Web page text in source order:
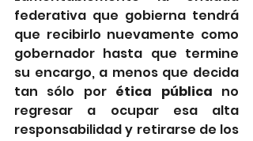
federativa que gobierna tendrá
que recibirlo nuevamente como
gobernador hasta que termine
su encargo, a menos que decida
tan sólo por ética pública no
regresar a ocupar esa alta
responsabilidad y retirarse de los